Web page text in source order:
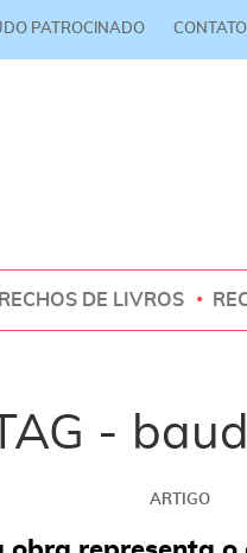
PATROCINADO CONTATO
DE LIVROS
-
ARTIGO